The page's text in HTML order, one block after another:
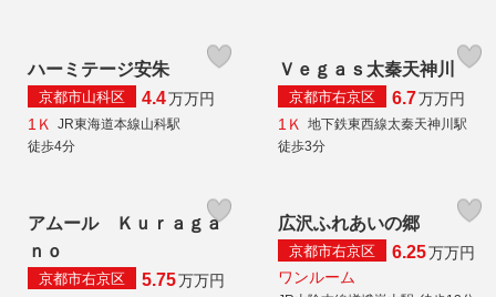
ハーミテージ安朱
京都市山科区 4.4万万円
1Ｋ
JR東海道本線山科駅
徒歩4分
Ｖｅｇａｓ太秦天神川
京都市右京区 6.7万万円
1Ｋ
地下鉄東西線太秦天神川駅
徒歩3分
アムール Ｋｕｒａｇａ
ｎｏ
京都市右京区 5.75万万円
広沢ふれあいの郷
京都市右京区 6.25万万円
ワンルーム